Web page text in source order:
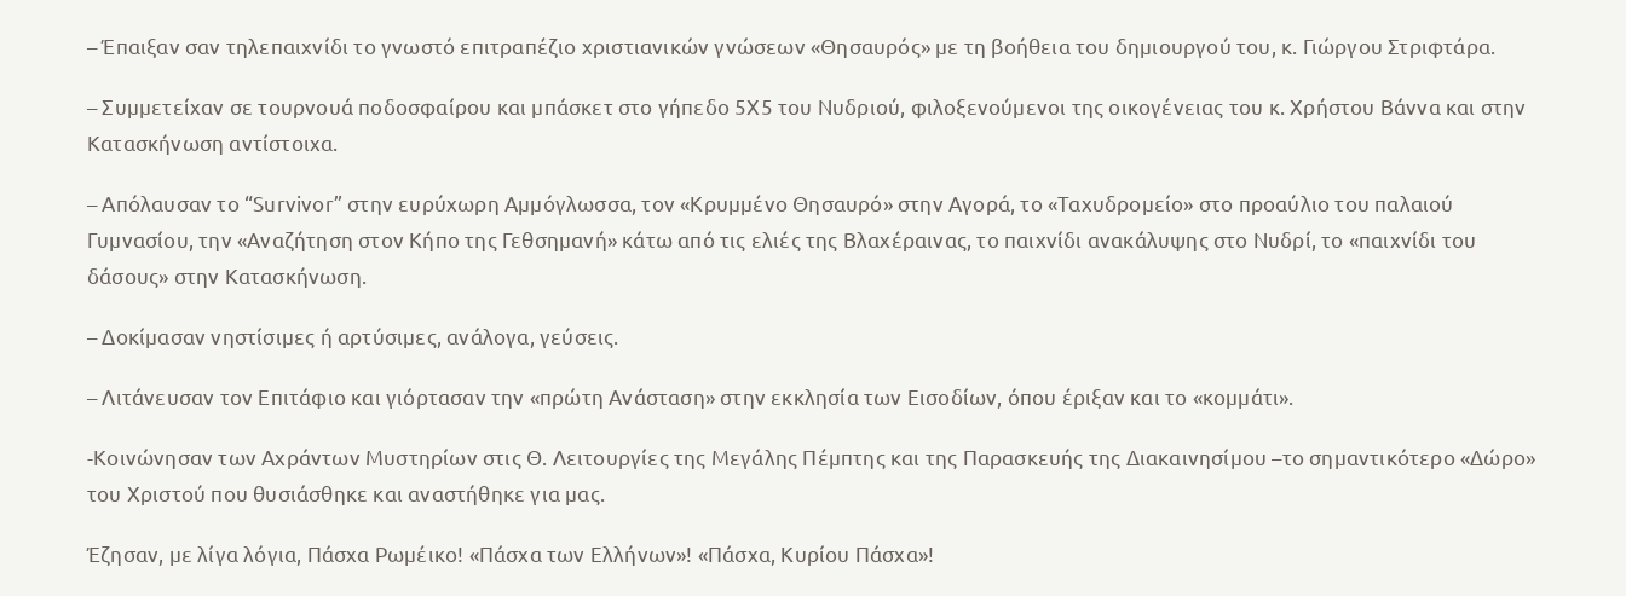
– Έπαιξαν σαν τηλεπαιχνίδι το γνωστό επιτραπέζιο χριστιανικών γνώσεων «Θησαυρός» με τη βοήθεια του δημιουργού του, κ. Γιώργου Στριφτάρα.
– Συμμετείχαν σε τουρνουά ποδοσφαίρου και μπάσκετ στο γήπεδο 5Χ5 του Νυδριού, φιλοξενούμενοι της οικογένειας του κ. Χρήστου Βάννα και στην
Κατασκήνωση αντίστοιχα.
– Απόλαυσαν το “Survivor” στην ευρύχωρη Αμμόγλωσσα, τον «Κρυμμένο Θησαυρό» στην Αγορά, το «Ταχυδρομείο» στο προαύλιο του παλαιού
Γυμνασίου, την «Αναζήτηση στον Κήπο της Γεθσημανή» κάτω από τις ελιές της Βλαχέραινας, το παιχνίδι ανακάλυψης στο Νυδρί, το «παιχνίδι του
δάσους» στην Κατασκήνωση.
– Δοκίμασαν νηστίσιμες ή αρτύσιμες, ανάλογα, γεύσεις.
– Λιτάνευσαν τον Επιτάφιο και γιόρτασαν την «πρώτη Ανάσταση» στην εκκλησία των Εισοδίων, όπου έριξαν και το «κομμάτι».
-Κοινώνησαν των Αχράντων Μυστηρίων στις Θ. Λειτουργίες της Μεγάλης Πέμπτης και της Παρασκευής της Διακαινησίμου –το σημαντικότερο «Δώρο»
του Χριστού που θυσιάσθηκε και αναστήθηκε για μας.
Έζησαν, με λίγα λόγια, Πάσχα Ρωμέικο! «Πάσχα των Ελλήνων»! «Πάσχα, Κυρίου Πάσχα»!